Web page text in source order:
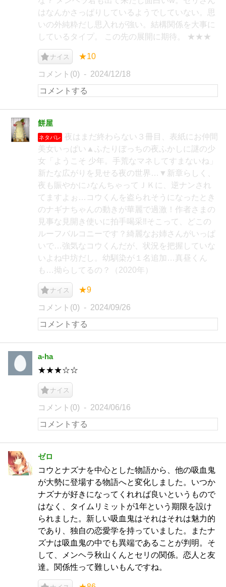
はなんかさっぱりしているようでしていない。思
いの外純粋だし思入れが強い。結構関係を大事に
しているタイプ。 この先の展開に期待。 ★★★
ナイス ★10
コメント(0) 2024/12/18
餅屋
ネタバレ
夜はまだ終わらない３冊目、表紙にお仲間
美女いっぱい▲ふたりぼっちの夜ふかしに謎の少
女「ようこそ 少年。手荒なマネしてすまないね」
新たな広がりを見せる夜の世界…▼新章らしく、
夜も賑やかに♪なんちゃってＪＫに、逆ナンされ
てますよぉ…コウくんを盗られそうになったとき
のナギナちゃんの動きが華麗で過激！作者さまの
見事な見開き使いに拍手喝采‼そこって、どこの
ルーフバルコニーです？綺麗なお姉さんがいっぱ
いで…強気なコウくんだが、状況を把握していな
いよね中坊だし。幼馴染が１名追加…真昼くん
も…拗らしてるの？（2020年）
ナイス ★9
コメント(0) 2024/09/26
a-ha
★★★☆☆
ナイス
コメント(0) 2024/06/16
ゼロ
コウとナズナを中心とした物語から、他の吸血鬼
が大勢に登場する物語へと変化しました。いつか
ナズナが好きになってくれれば良いというもので
はなく、タイムリミットが1年という期限を設け
られました。新しい吸血鬼はそれはそれは魅力的
であり、独自の恋愛学を持っていました。またナ
ズナは吸血鬼の中でも異端であることが判明。そ
して、メンヘラ秋山くんとセリの関係。恋人と友
達。関係性って難しいもんですね。